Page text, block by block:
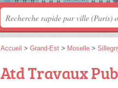
Accueil > Grand-Est > Moselle >
Atd Travaux